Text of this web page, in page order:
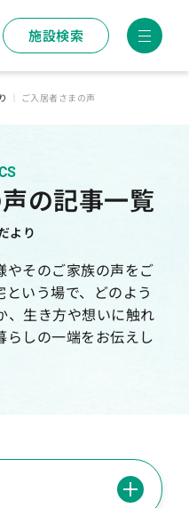
施設検索
ご入居者さまの声
の記事一覧
より
やそのご家族の声をご
いう場で、どのよう
、生き方や想いに触れ
らしの一端をお伝えし